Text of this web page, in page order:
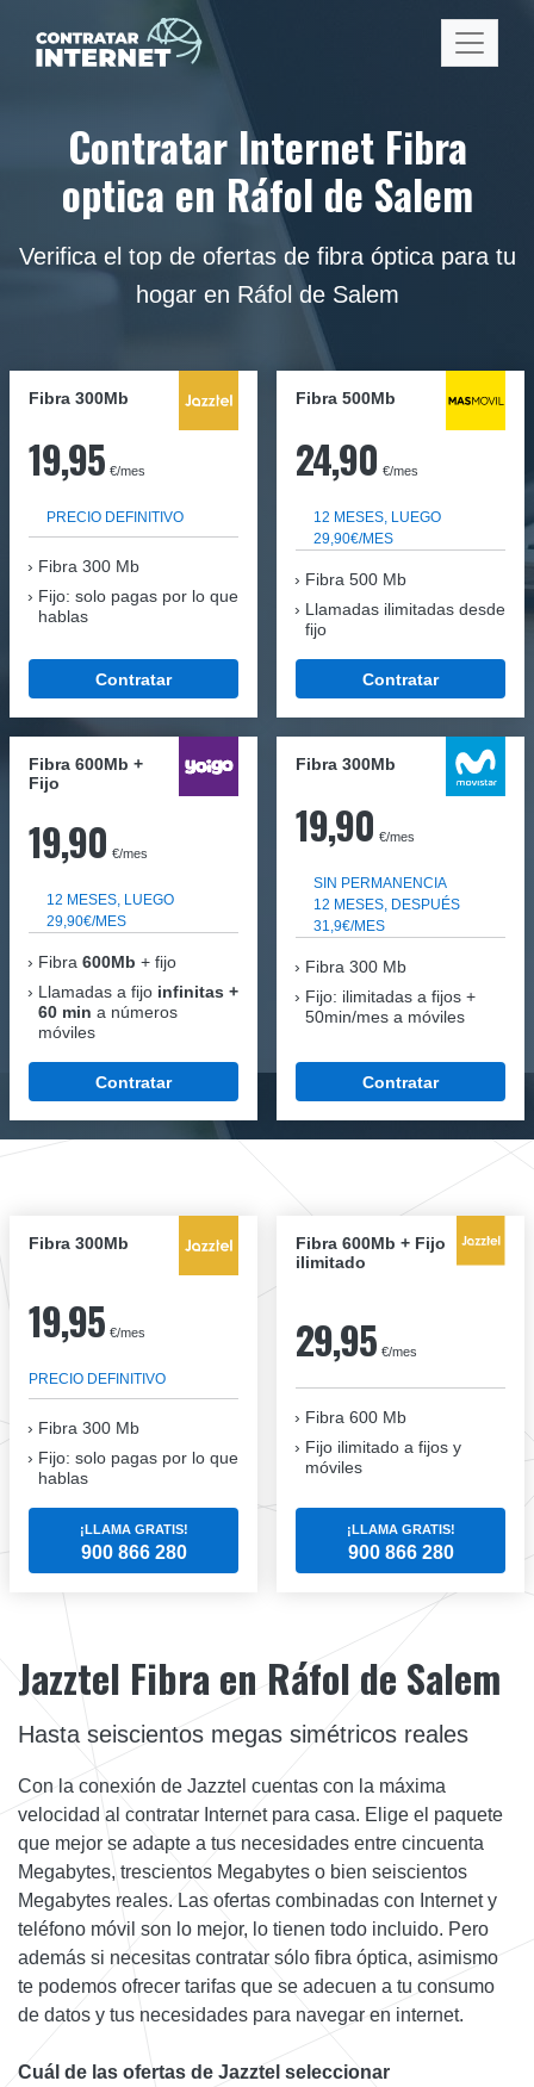
Contratar Internet Fibra
optica en Ráfol de Salem
Verifica el top de ofertas de fibra óptica para tu
hogar en Ráfol de Salem
Fibra 300Mb
19,95 €/mes
PRECIO DEFINITIVO
Fibra 300 Mb
Fijo: solo pagas por lo que
hablas
Contratar
Fibra 500Mb
24,90 €/mes
12 MESES, LUEGO
29,90€/MES
Fibra 500 Mb
Llamadas ilimitadas desde
fijo
Contratar
Fibra 600Mb +
Fijo
19,90 €/mes
12 MESES, LUEGO
29,90€/MES
Fibra 600Mb + fijo
Llamadas a fijo infinitas +
60 min a números
móviles
Contratar
Fibra 300Mb
19,90 €/mes
SIN PERMANENCIA
12 MESES, DESPUÉS
31,9€/MES
Fibra 300 Mb
Fijo: ilimitadas a fijos +
50min/mes a móviles
Contratar
Fibra 300Mb
19,95 €/mes
PRECIO DEFINITIVO
Fibra 300 Mb
Fijo: solo pagas por lo que
hablas
¡LLAMA GRATIS!
900 866 280
Fibra 600Mb + Fijo
ilimitado
29,95 €/mes
Fibra 600 Mb
Fijo ilimitado a fijos y
móviles
¡LLAMA GRATIS!
900 866 280
Jazztel Fibra en Ráfol de Salem
Hasta seiscientos megas simétricos reales
Con la conexión de Jazztel cuentas con la máxima
velocidad al contratar Internet para casa. Elige el paquete
que mejor se adapte a tus necesidades entre cincuenta
Megabytes, trescientos Megabytes o bien seiscientos
Megabytes reales. Las ofertas combinadas con Internet y
teléfono móvil son lo mejor, lo tienen todo incluido. Pero
además si necesitas contratar sólo fibra óptica, asimismo
te podemos ofrecer tarifas que se adecuen a tu consumo
de datos y tus necesidades para navegar en internet.
Cuál de las ofertas de Jazztel seleccionar